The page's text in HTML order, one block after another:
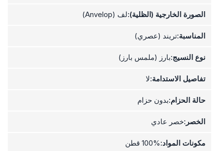
الصورة الخارجية (الظلية):لف (Anvelop)
المناسبة:تريند (عصري)
نوع النسيج:بارز (ملمس بارز)
تفاصيل الاستدامة:لا
حالة الحزام:بدون حزام
الخصر:خصر عادي
مكونات المواد:100% قطن